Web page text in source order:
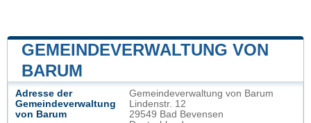
GEMEINDEVERWALTUNG VON
BARUM
Adresse der
Gemeindeverwaltung
von Barum
Gemeindeverwaltung von Barum
Lindenstr. 12
29549 Bad Bevensen